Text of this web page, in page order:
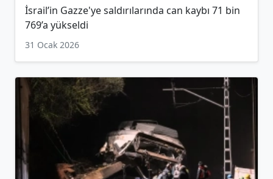
İsrail’in Gazze'ye saldırılarında can kaybı 71 bin
769’a yükseldi
31 Ocak 2026